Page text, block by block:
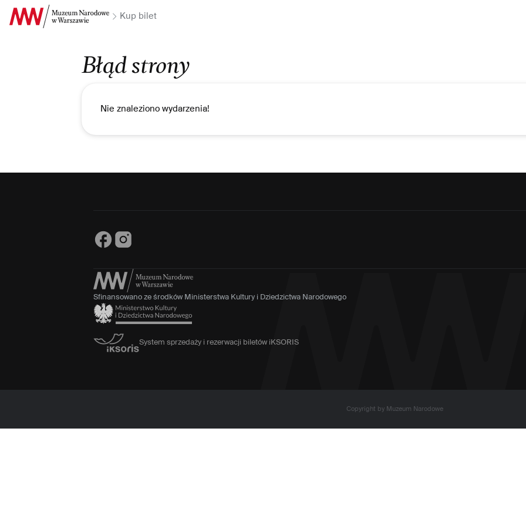
Przejdź do Treści
Kup bilet
Błąd strony
Nie znaleziono wydarzenia!
Sfinansowano ze środków Ministerstwa Kultury i Dziedzictwa Narodowego
System sprzedaży i rezerwacji biletów iKSORIS
Copyright by Muzeum Narodowe